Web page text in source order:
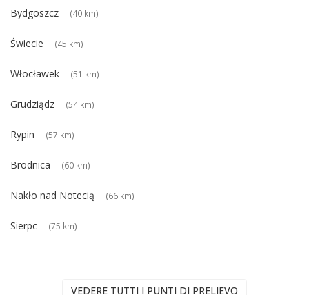
Bydgoszcz (40 km)
Świecie (45 km)
Włocławek (51 km)
Grudziądz (54 km)
Rypin (57 km)
Brodnica (60 km)
Nakło nad Notecią (66 km)
Sierpc (75 km)
VEDERE TUTTI I PUNTI DI PRELIEVO